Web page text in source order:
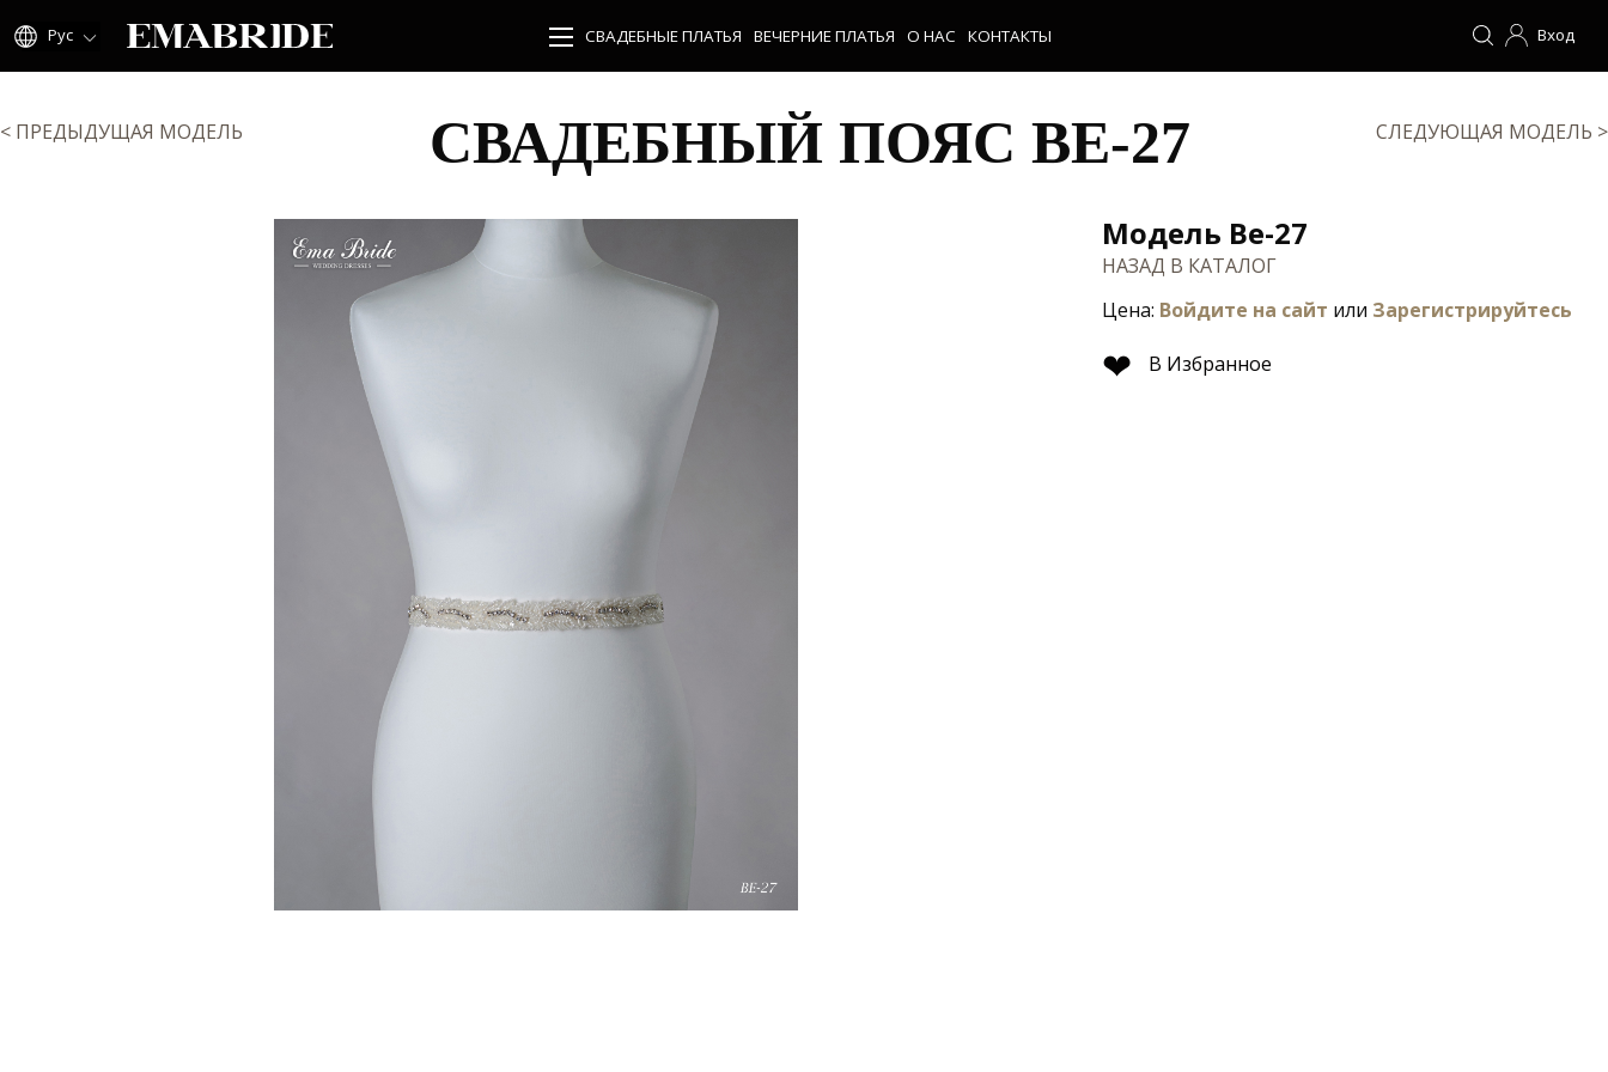
Рус СВАДЕБНЫЕ ПЛАТЬЯ ВЕЧЕРНИЕ ПЛАТЬЯ О НАС КОНТАКТЫ Вход
< ПРЕДЫДУЩАЯ МОДЕЛЬ СЛЕДУЮЩАЯ МОДЕЛЬ >
СВАДЕБНЫЙ ПОЯС BE-27
Модель Be-27
НАЗАД В КАТАЛОГ
Цена: Войдите на сайт или Зарегистрируйтесь
❤ В Избранное